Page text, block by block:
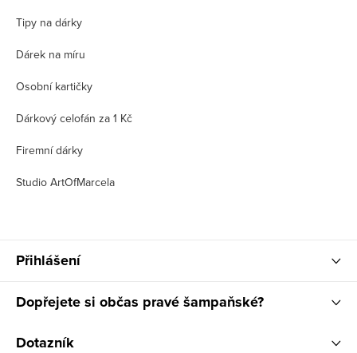
Tipy na dárky
Dárek na míru
Osobní kartičky
Dárkový celofán za 1 Kč
Firemní dárky
Studio ArtOfMarcela
Přihlášení
Dopřejete si občas pravé šampaňské?
Dotazník